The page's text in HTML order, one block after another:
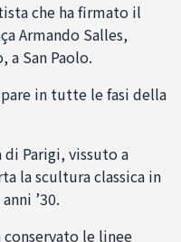
che ha firmato il
Armando Salles,
a San Paolo.
in tutte le fasi della
Parigi, vissuto a
la scultura classica in
’30.
le linee